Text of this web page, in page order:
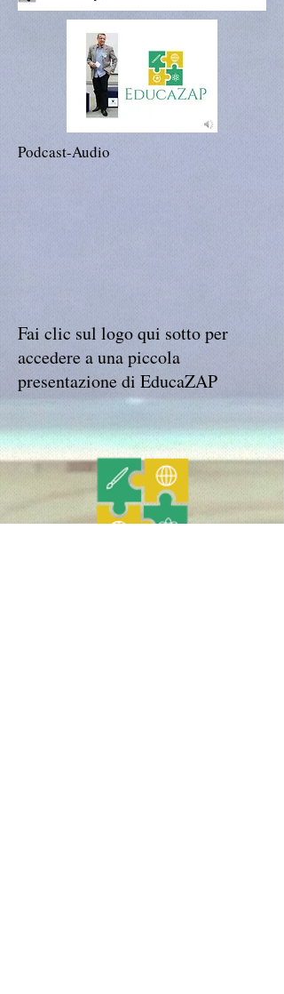
Podcast-Audio
Fai clic sul logo qui sotto per
accedere a una piccola
presentazione di EducaZAP